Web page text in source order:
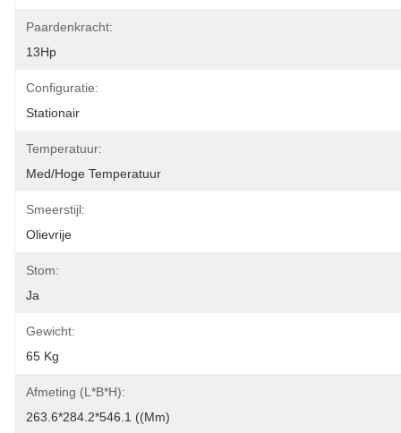
Paardenkracht:
13Hp
Configuratie:
Stationair
Temperatuur:
Med/hoge Temperatuur
Smeerstijl:
Olievrije
Stom:
Ja
Gewicht:
65 Kg
Afmeting (l*b*h):
263.6*284.2*546.1 ((mm)